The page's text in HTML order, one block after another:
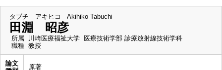
タブチ アキヒコ Akihiko Tabuchi
田淵 昭彦
所属
川崎医療福祉大学 医療技術学部 診療放射線技術学科
職種 教授
論文
原著